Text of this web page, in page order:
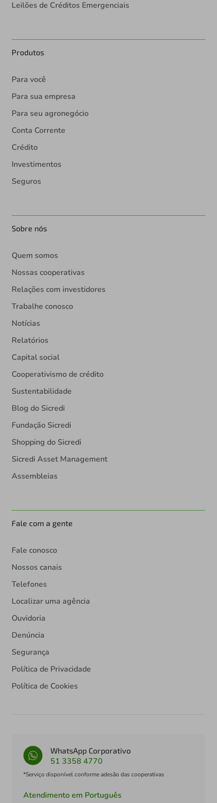
Leilões de Créditos Emergenciais
Produtos
Para você
Para sua empresa
Para seu agronegócio
Conta Corrente
Crédito
Investimentos
Seguros
Sobre nós
Quem somos
Nossas cooperativas
Relações com investidores
Trabalhe conosco
Notícias
Relatórios
Capital social
Cooperativismo de crédito
Sustentabilidade
Blog do Sicredi
Fundação Sicredi
Shopping do Sicredi
Sicredi Asset Management
Assembleias
Fale com a gente
Fale conosco
Nossos canais
Telefones
Localizar uma agência
Ouvidoria
Denúncia
Segurança
Política de Privacidade
Política de Cookies
WhatsApp Corporativo
51 3358 4770
*Serviço disponível conforme adesão das cooperativas
Atendimento em Português